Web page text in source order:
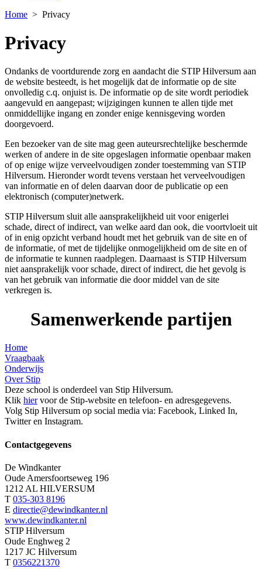
Home > Privacy
Privacy
Ondanks de voortdurende zorg en aandacht die STIP Hilversum aan
de website besteedt, is het mogelijk dat de informatie op de site
onvolledig c.q. onjuist is. De informatie op de site wordt periodiek
aangevuld en aangepast; wijzigingen kunnen te allen tijde met
onmiddellijke ingang en zonder enige kennisgeving worden
doorgevoerd.
Een bezoeker van de site mag geen auteursrechtelijke beschermde
werken of andere in de site opgeslagen informatie openbaar maken
of op enige wijze verveelvoudigen zonder toestemming van STIP
Hilversum. Hieronder wordt tevens verstaan het verveelvoudigen
van informatie en of delen daarvan door de publicatie op een
elektronisch (computer)netwerk.
STIP Hilversum sluit alle aansprakelijkheid uit voor enigerlei
schade, direct of indirect, van welke aard dan ook, die voortvloeit uit
of in enig opzicht verband houdt met het gebruik van de site en of
de informatie, of met de tijdelijke onmogelijkheid om de site en of
de informatie te kunnen raadplegen. Daarnaast is STIP Hilversum
niet aansprakelijk voor schade, direct of indirect, die het gevolg is
van het gebruik van informatie die door middel van de site
verkregen is.
Samenwerkende partijen
Home
Vraagbaak
Onderwijs
Over Stip
Deze school is onderdeel van Stip Hilversum.
Klik hiervoor de Stip-website en telefoon- en adresgegevens.
Volg Stip Hilversum op social media via: Facebook, Linked In,
Twitter en Instagram.
Contactgegevens
De Windkanter
Oude Amersfoortseweg 196
1212 AL HILVERSUM
T 035-303 8196
E directie@dewindkanter.nl
www.dewindkanter.nl
STIP Hilversum
Oude Enghweg 2
1217 JC Hilversum
T 0356221370